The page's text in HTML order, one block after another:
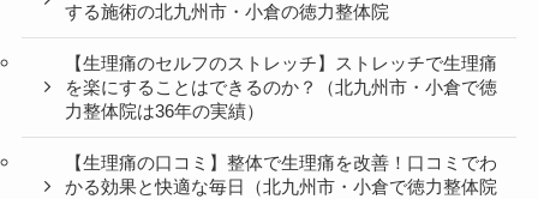
する施術の北九州市・小倉の徳力整体院
【生理痛のセルフのストレッチ】ストレッチで生理痛
を楽にすることはできるのか？（北九州市・小倉で徳
力整体院は36年の実績）
【生理痛の口コミ】整体で生理痛を改善！口コミでわ
かる効果と快適な毎日（北九州市・小倉で徳力整体院